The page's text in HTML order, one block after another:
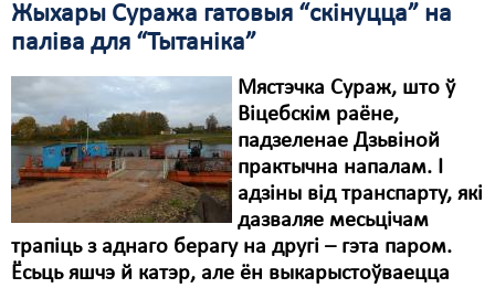
Жыхары Суража гатовыя “скінуцца” на
паліва для “Тытаніка”
Мястэчка Сураж, што ў
Віцебскім раёне,
падзеленае Дзьвіной
практычна напалам. І
адзіны від транспарту, які
дазваляе месьцічам
трапіць з аднаго берагу на другі – гэта паром.
Ёсьць яшчэ й катэр, але ён выкарыстоўваецца